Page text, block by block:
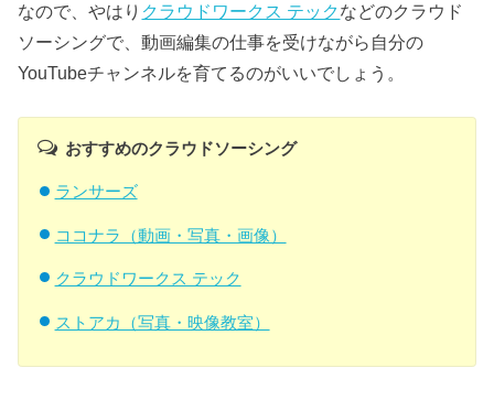
なので、やはり クラウドワークス テックなどのクラウド
ソーシングで、動画編集の仕事を受けながら自分の
YouTubeチャンネルを育てるのがいいでしょう。
おすすめのクラウドソーシング
ランサーズ
ココナラ（動画・写真・画像）
クラウドワークス テック
ストアカ（写真・映像教室）